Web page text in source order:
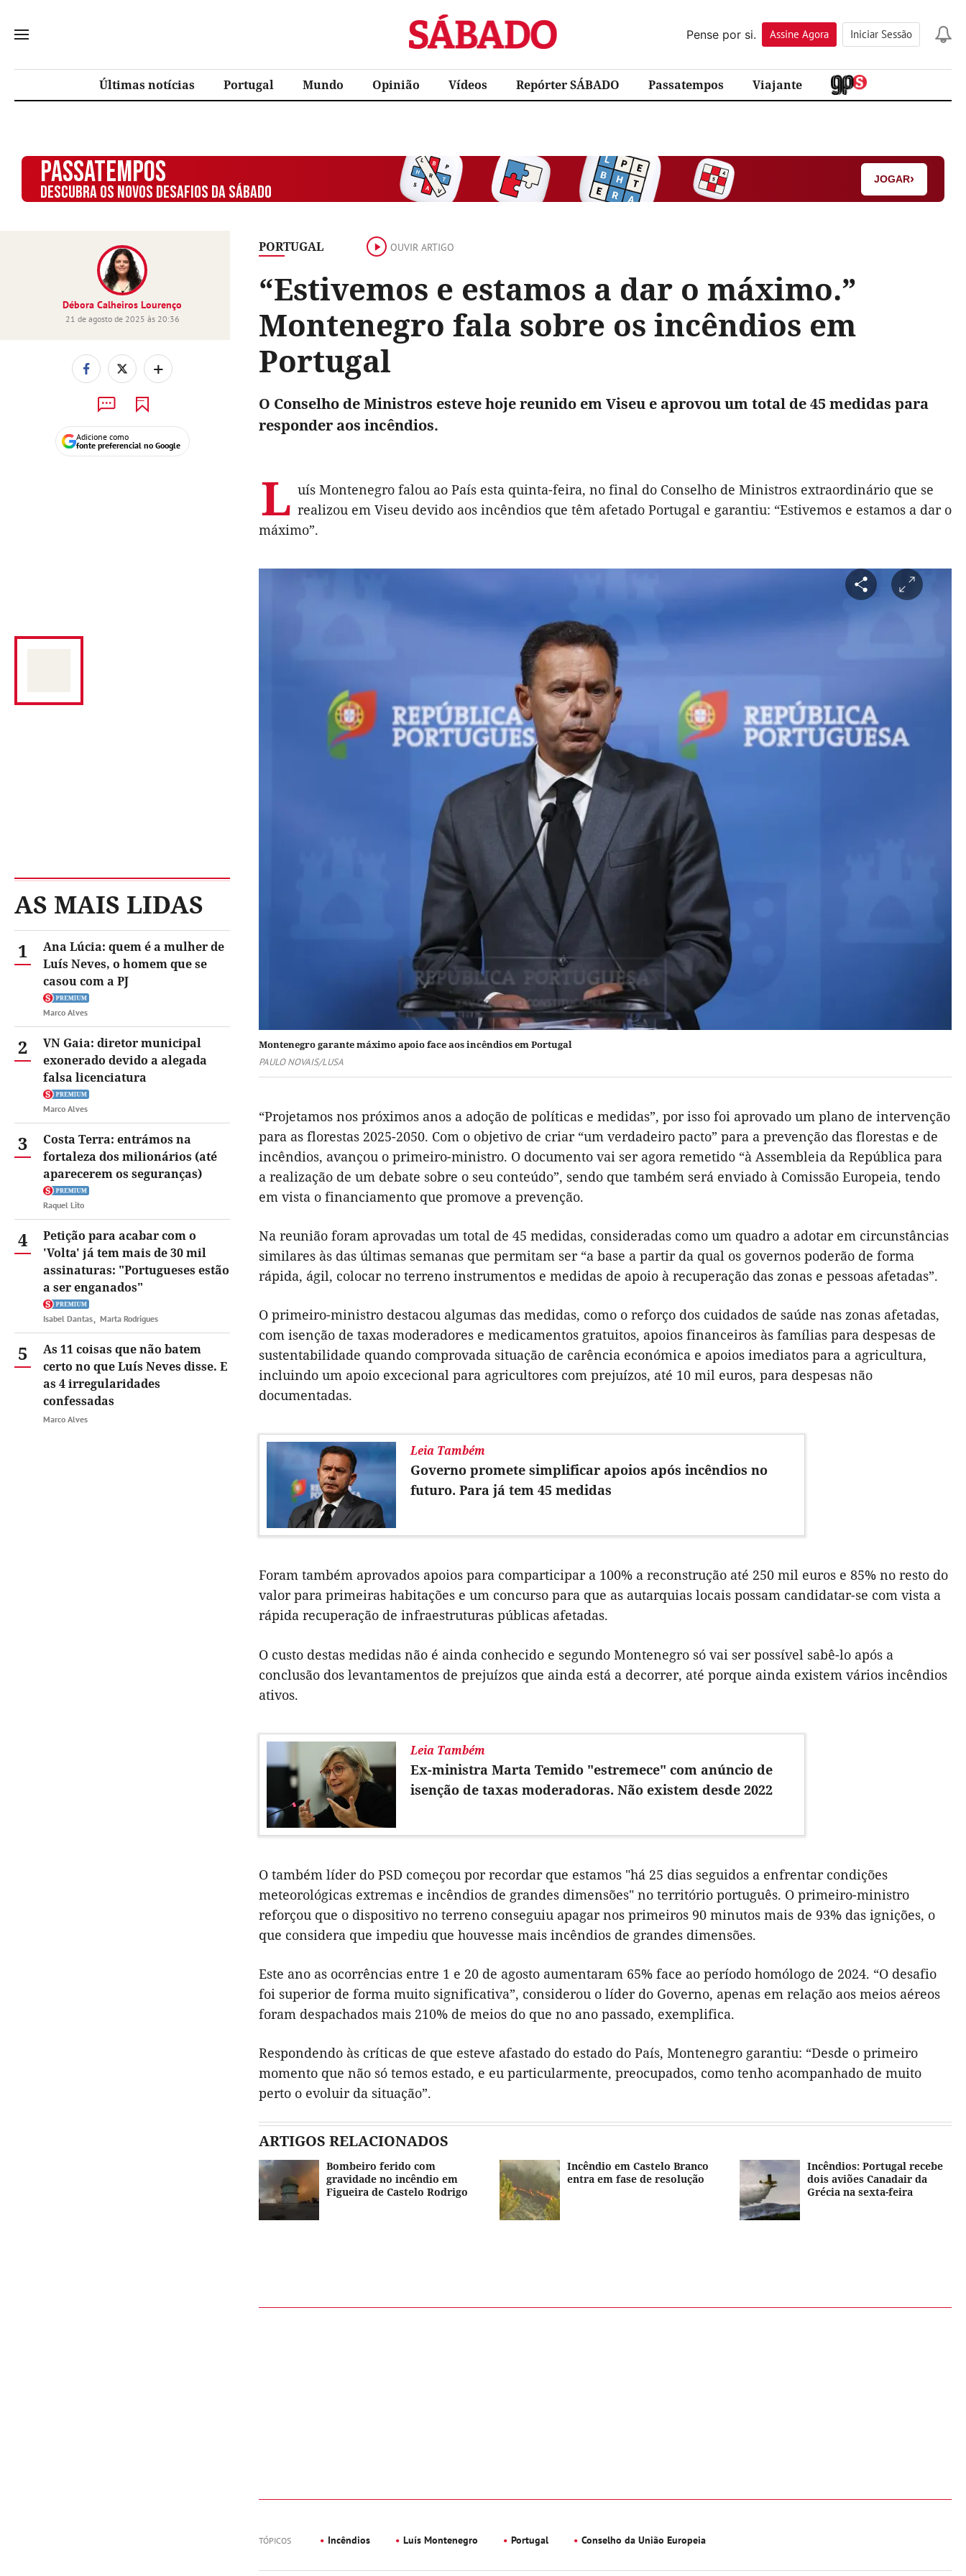
Sábado
Pense por si.
Assine Agora Iniciar Sessão
Últimas notícias Portugal Mundo Opinião Vídeos Repórter SÁBADO Passatempos Viajante
PASSATEMPOS
DESCUBRA OS NOVOS DESAFIOS DA SÁBADO
JOGAR›
PORTUGAL OUVIR ARTIGO
“Estivemos e estamos a dar o máximo.”
Montenegro fala sobre os incêndios em
Portugal
Débora Calheiros Lourenço
21 de agosto de 2025 às 20:36
+
Adicione como
fonte preferencial no Google
AS MAIS LIDAS
1
Ana Lúcia: quem é a mulher de
Luís Neves, o homem que se
casou com a PJ
Marco Alves
2
VN Gaia: diretor municipal
exonerado devido a alegada
falsa licenciatura
Marco Alves
3
Costa Terra: entrámos na
fortaleza dos milionários (até
aparecerem os seguranças)
Raquel Lito
4
Petição para acabar com o
'Volta' já tem mais de 30 mil
assinaturas: "Portugueses estão
a ser enganados"
Isabel Dantas Marta Rodrigues
5
As 11 coisas que não batem
certo no que Luís Neves disse. E
as 4 irregularidades
confessadas
Marco Alves
O Conselho de Ministros esteve hoje reunido em Viseu e aprovou um total de 45 medidas para
responder aos incêndios.
L uís Montenegro falou ao País esta quinta-feira, no final do Conselho de Ministros extraordinário que se
realizou em Viseu devido aos incêndios que têm afetado Portugal e garantiu: “Estivemos e estamos a dar o
máximo”.
Montenegro garante máximo apoio face aos incêndios em Portugal
PAULO NOVAIS/LUSA
“Projetamos nos próximos anos a adoção de políticas e medidas”, por isso foi aprovado um plano de intervenção
para as florestas 2025-2050. Com o objetivo de criar “um verdadeiro pacto” para a prevenção das florestas e de
incêndios, avançou o primeiro-ministro. O documento vai ser agora remetido “à Assembleia da República para
a realização de um debate sobre o seu conteúdo”, sendo que também será enviado à Comissão Europeia, tendo
em vista o financiamento que promove a prevenção.
Na reunião foram aprovadas um total de 45 medidas, consideradas como um quadro a adotar em circunstâncias
similares às das últimas semanas que permitam ser “a base a partir da qual os governos poderão de forma
rápida, ágil, colocar no terreno instrumentos e medidas de apoio à recuperação das zonas e pessoas afetadas”.
O primeiro-ministro destacou algumas das medidas, como o reforço dos cuidados de saúde nas zonas afetadas,
com isenção de taxas moderadores e medicamentos gratuitos, apoios financeiros às famílias para despesas de
sustentabilidade quando comprovada situação de carência económica e apoios imediatos para a agricultura,
incluindo um apoio excecional para agricultores com prejuízos, até 10 mil euros, para despesas não
documentadas.
Leia Também
Governo promete simplificar apoios após incêndios no
futuro. Para já tem 45 medidas
Foram também aprovados apoios para comparticipar a 100% a reconstrução até 250 mil euros e 85% no resto do
valor para primeiras habitações e um concurso para que as autarquias locais possam candidatar-se com vista a
rápida recuperação de infraestruturas públicas afetadas.
O custo destas medidas não é ainda conhecido e segundo Montenegro só vai ser possível sabê-lo após a
conclusão dos levantamentos de prejuízos que ainda está a decorrer, até porque ainda existem vários incêndios
ativos.
Leia Também
Ex-ministra Marta Temido "estremece" com anúncio de
isenção de taxas moderadoras. Não existem desde 2022
O também líder do PSD começou por recordar que estamos "há 25 dias seguidos a enfrentar condições
meteorológicas extremas e incêndios de grandes dimensões" no território português. O primeiro-ministro
reforçou que o dispositivo no terreno conseguiu apagar nos primeiros 90 minutos mais de 93% das ignições, o
que considera que impediu que houvesse mais incêndios de grandes dimensões.
Este ano as ocorrências entre 1 e 20 de agosto aumentaram 65% face ao período homólogo de 2024. “O desafio
foi superior de forma muito significativa”, considerou o líder do Governo, apenas em relação aos meios aéreos
foram despachados mais 210% de meios do que no ano passado, exemplifica.
Respondendo às críticas de que esteve afastado do estado do País, Montenegro garantiu: “Desde o primeiro
momento que não só temos estado, e eu particularmente, preocupados, como tenho acompanhado de muito
perto o evoluir da situação”.
ARTIGOS RELACIONADOS
Bombeiro ferido com
gravidade no incêndio em
Figueira de Castelo Rodrigo
Incêndio em Castelo Branco
entra em fase de resolução
Incêndios: Portugal recebe
dois aviões Canadair da
Grécia na sexta-feira
TÓPICOS Incêndios Luís Montenegro Portugal Conselho da União Europeia